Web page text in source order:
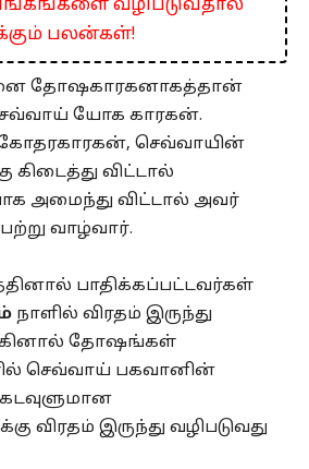
வழிபடுவதால்
பலன்கள்!
தோஷகாரகனாகத்தான்
யோக காரகன்.
செவ்வாயின்
கிடைத்து விட்டால்
அமைந்து விட்டால் அவர்
வாழ்வார்.
பாதிக்கப்பட்டவர்கள்
நாளில் விரதம் இருந்து
தோஷங்கள்
செவ்வாய் பகவானின்
கடவுளுமான
விரதம் இருந்து வழிபடுவது